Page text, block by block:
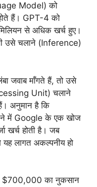
Model) को
हैं। GPT-4 को
से अधिक खर्च हुए।
उसे चलाने (Inference)
जवाब माँगते हैं, तो उसे
Unit) चलाने
अनुमान है कि
में Google के एक खोज
खर्च होती है। जब
यह लागत अकल्पनीय हो
$700,000 का नुकसान